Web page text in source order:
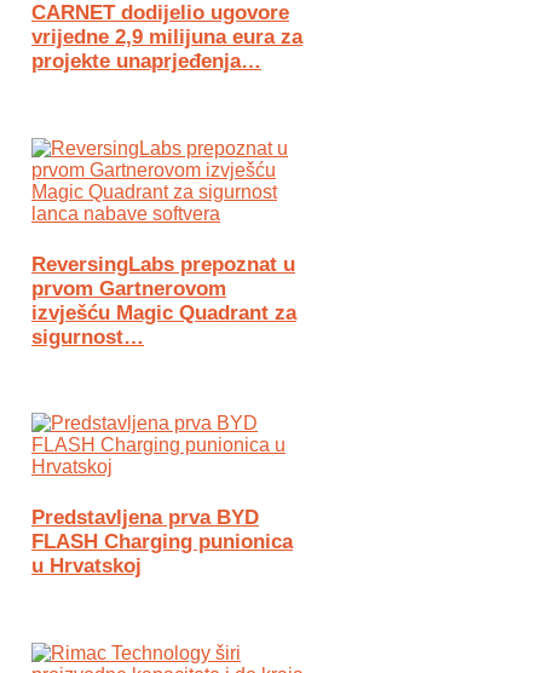
CARNET dodijelio ugovore
vrijedne 2,9 milijuna eura za
projekte unaprjeđenja…
ReversingLabs prepoznat u
prvom Gartnerovom
izvješću Magic Quadrant za
sigurnost…
Predstavljena prva BYD
FLASH Charging punionica
u Hrvatskoj